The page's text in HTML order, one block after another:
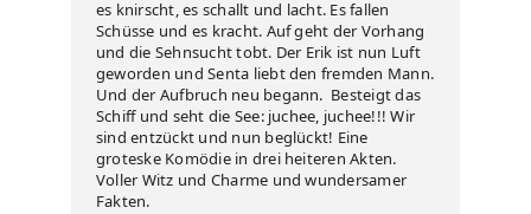
es knirscht, es schallt und lacht. Es fallen
Schüsse und es kracht. Auf geht der Vorhang
und die Sehnsucht tobt. Der Erik ist nun Luft
geworden und Senta liebt den fremden Mann.
Und der Aufbruch neu begann. Besteigt das
Schiff und seht die See: juchee, juchee!!! Wir
sind entzückt und nun beglückt! Eine
groteske Komödie in drei heiteren Akten.
Voller Witz und Charme und wundersamer
Fakten.